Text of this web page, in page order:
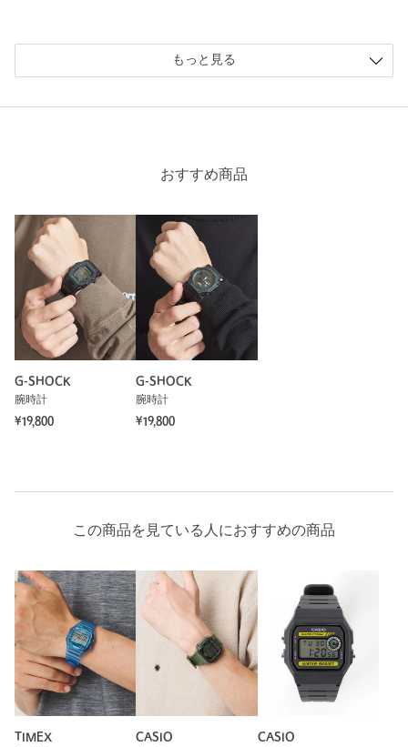
もっと見る
おすすめ商品
G-SHOCK
腕時計
¥19,800
G-SHOCK
腕時計
¥19,800
この商品を見ている人におすすめの商品
TIMEX
CASIO
CASIO